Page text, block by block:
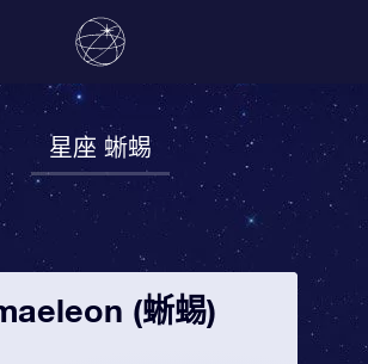
星座 蜥蜴
(蜥蜴)